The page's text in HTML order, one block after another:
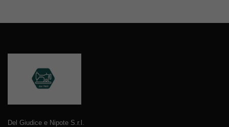
Del Giudice e Nipote S.r.l.